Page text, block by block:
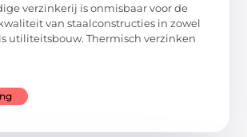
verzinkerij is onmisbaar voor de
van staalconstructies in zowel
utiliteitsbouw. Thermisch verzinken